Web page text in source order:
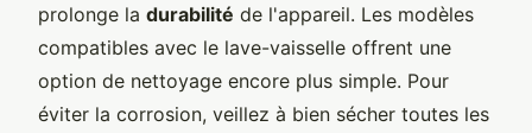
prolonge la durabilité de l'appareil. Les modèles
compatibles avec le lave-vaisselle offrent une
option de nettoyage encore plus simple. Pour
éviter la corrosion, veillez à bien sécher toutes les